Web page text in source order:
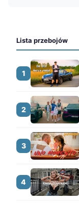
Lista przebojów
1
2
3
4